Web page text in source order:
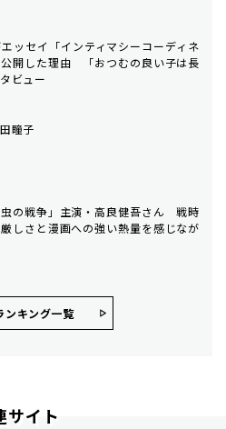
ッセイ「インティマシーコーディネ
開した理由 「おつむの良い子は長
ビュー
瞳子
虫の戦争」主演・高良健吾さん 戦時
しさと漫画への強い熱量を感じなが
ンキング⼀覧
サイト